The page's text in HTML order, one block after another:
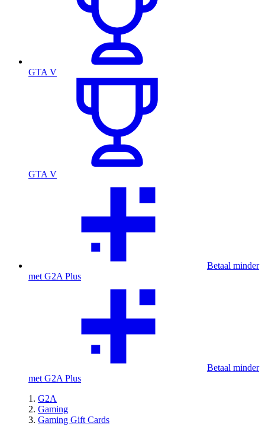
GTA V
GTA V
Betaal minder
met G2A Plus
Betaal minder
met G2A Plus
G2A
Gaming
Gaming Gift Cards